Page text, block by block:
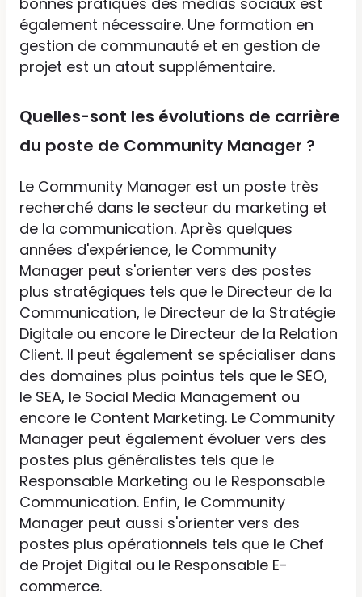
également nécessaire. Une formation en
gestion de communauté et en gestion de
projet est un atout supplémentaire.
Quelles-sont les évolutions de carrière
du poste de Community Manager ?
Le Community Manager est un poste très
recherché dans le secteur du marketing et
de la communication. Après quelques
années d'expérience, le Community
Manager peut s'orienter vers des postes
plus stratégiques tels que le Directeur de la
Communication, le Directeur de la Stratégie
Digitale ou encore le Directeur de la Relation
Client. Il peut également se spécialiser dans
des domaines plus pointus tels que le SEO,
le SEA, le Social Media Management ou
encore le Content Marketing. Le Community
Manager peut également évoluer vers des
postes plus généralistes tels que le
Responsable Marketing ou le Responsable
Communication. Enfin, le Community
Manager peut aussi s'orienter vers des
postes plus opérationnels tels que le Chef
de Projet Digital ou le Responsable E-
commerce.